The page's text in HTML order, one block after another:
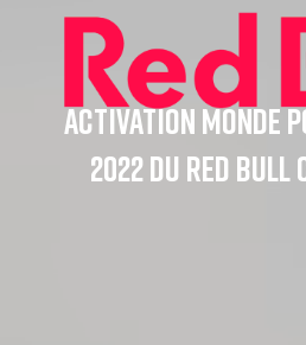
UN EXEMPLE
Activation monde
2022 du Red